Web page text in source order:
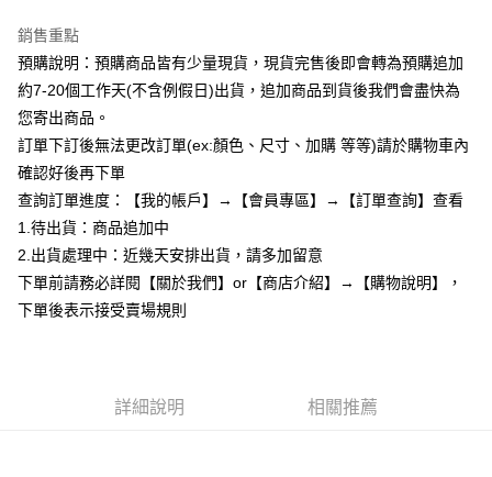
Google Pay
全支付
【關於「AFTEE先享後付」】
AFTEE先享後付是「在收到商品之後才付款」的支付方式。 讓您購物簡單
便利好安心！
１．簡單：不需註冊會員、不需綁卡、不需儲值。
２．便利：只要手機號碼，簡訊認證，即可結帳。
３．安心：先確認商品／服務後，再付款。
１．於結帳方式選擇「AFTEE先享後付」後，將跳轉至「AFTEE先享後付」
ATM／網路銀行／等多元方式進行付款，方視為交易完成。
※ 請注意：結帳手續完成當下不需立刻繳費，但若您需要取消訂單，請聯絡
ATM付款
運送方式
全家付款取貨
每筆NT$85，滿NT$799(含以上)免運費
銷售重點
預購說明：預購商品皆有少量現貨，現貨完售後即會轉為預購追加
約7-20個工作天(不含例假日)出貨，追加商品到貨後我們會盡快為
您寄出商品。
訂單下訂後無法更改訂單(ex:顏色、尺寸、加購 等等)請於購物車內
確認好後再下單
查詢訂單進度：【我的帳戶】→【會員專區】→【訂單查詢】查看
1.待出貨：商品追加中
2.出貨處理中：近幾天安排出貨，請多加留意
下單前請務必詳閱【關於我們】or【商店介紹】→【購物說明】，
下單後表示接受賣場規則
詳細說明 相關推薦